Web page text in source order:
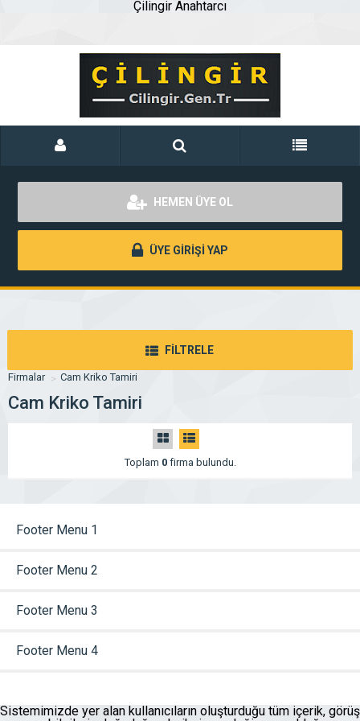
Çilingir Anahtarcı
HEMEN ÜYE OL
ÜYE GİRİŞİ YAP
FİLTRELE
Firmalar Cam Kriko Tamiri
Cam Kriko Tamiri
Toplam 0firma bulundu.
Footer Menu 1
Footer Menu 2
Footer Menu 3
Footer Menu 4
Sistemimizde yer alan kullanıcıların oluşturduğu tüm içerik, görüş